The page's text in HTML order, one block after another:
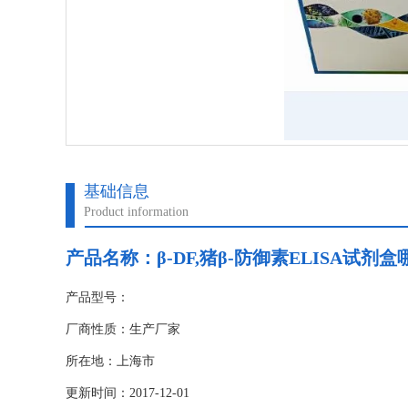
基础信息
Product information
产品名称： β-DF,猪β-防御素ELISA试剂盒
产品型号：
厂商性质：生产厂家
所在地：上海市
更新时间：2017-12-01